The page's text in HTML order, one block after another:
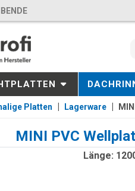
Platten Lagerware
MINI PVC
Länge: